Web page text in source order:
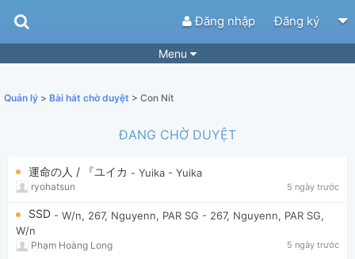
Đăng nhập Đăng ký
Menu
Tìm theo hợp âm
Quản lý > Bài hát chờ duyệt > Con Nít
ĐANG CHỜ DUYỆT
運命の人 / 『ユイカ - Yuika - Yuika
ryohatsun 5 ngày trước
SSD - W/n, 267, Nguyenn, PAR SG - 267, Nguyenn, PAR SG,
W/n
Phạm Hoàng Long 5 ngày trước